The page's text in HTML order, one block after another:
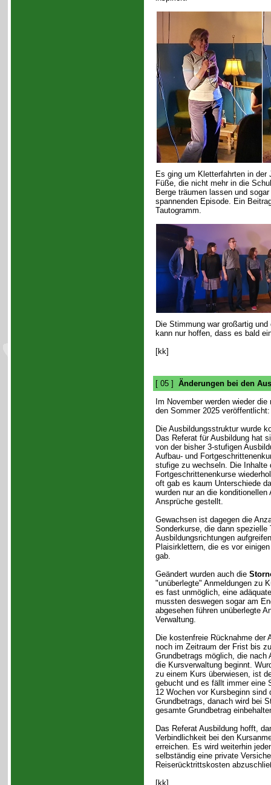
Es ging um Kletterfahrten in
Füße, die nicht mehr in die
Berge träumen lassen und
spannenden Episode. Ein
Tautogramm.
Die Stimmung war großartig
kann nur hoffen, dass es bald
[kk]
[ 05 ] Änderungen bei den
Im November werden wieder
den Sommer 2025
Die Ausbildungsstruktur wurde
Das Referat für Ausbildung hat
von der bisher 3-stufigen
Aufbau- und
stufige zu wechseln. Die Inhalte
Fortgeschrittenenkurse
oft gab es kaum Unterschiede
wurden nur an die konditionellen
Ansprüche gestellt.
Gewachsen ist dagegen die
Sonderkurse, die dann spezielle
Ausbildungsrichtungen
Plaisirklettern, die es vor
gab.
Geändert wurden auch die
"unüberlegte" Anmeldungen zu
es fast unmöglich, eine
mussten deswegen sogar am
abgesehen führen unüberlegte
Verwaltung.
Die kostenfreie Rücknahme der
noch im Zeitraum der Frist bis
Grundbetrags möglich, die nach
die Kursverwaltung beginnt.
zu einem Kurs überwiesen, ist
gebucht und es fällt immer eine
12 Wochen vor Kursbeginn sind
Grundbetrags, danach wird bei
gesamte Grundbetrag
Das Referat Ausbildung hofft,
Verbindlichkeit bei den
erreichen. Es wird weiterhin
selbständig eine private
Reiserücktrittskosten
[kk]